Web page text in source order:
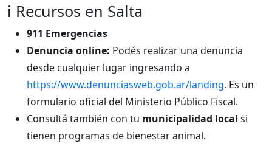
ℹ️ Recursos en Salta
911 Emergencias
Denuncia online: Podés realizar una denuncia
desde cualquier lugar ingresando a
https://www.denunciasweb.gob.ar/landing. Es un
formulario oficial del Ministerio Público Fiscal.
Consultá también con tu municipalidad local si
tienen programas de bienestar animal.